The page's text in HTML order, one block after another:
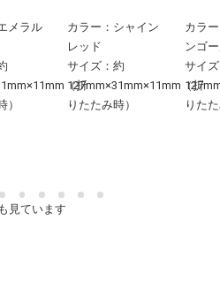
メラル
（折
）
カラー：シャイン
レッド
サイズ：約
127mm×31mm×11mm（折
りたたみ時）
カラ
ンゴ
サイ
りた
見ています